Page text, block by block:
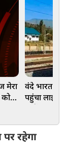
मेरा
को
वंदे भारत ने
पहुंचा लाइव
रहेगा